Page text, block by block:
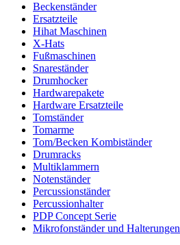
Beckenständer
Ersatzteile
Hihat Maschinen
X-Hats
Fußmaschinen
Snareständer
Drumhocker
Hardwarepakete
Hardware Ersatzteile
Tomständer
Tomarme
Tom/Becken Kombiständer
Drumracks
Multiklammern
Notenständer
Percussionständer
Percussionhalter
PDP Concept Serie
Mikrofonständer und Halterungen